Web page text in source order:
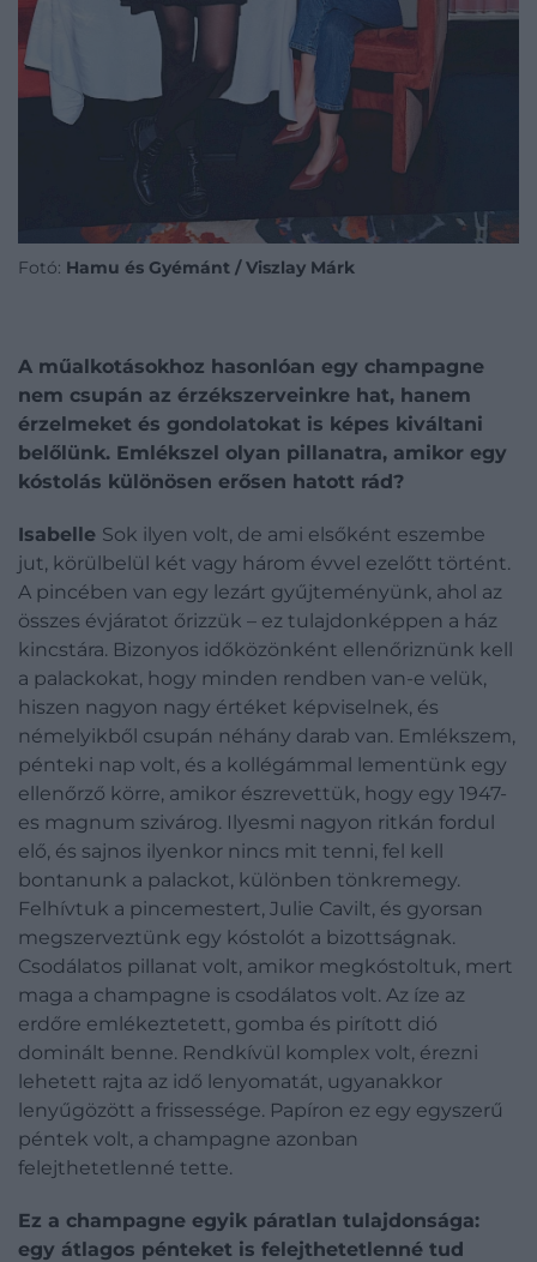
Fotó: Hamu és Gyémánt / Viszlay Márk
A műalkotásokhoz hasonlóan egy champagne
nem csupán az érzékszerveinkre hat, hanem
érzelmeket és gondolatokat is képes kiváltani
belőlünk. Emlékszel olyan pillanatra, amikor egy
kóstolás különösen erősen hatott rád?
Isabelle Sok ilyen volt, de ami elsőként eszembe
jut, körülbelül két vagy három évvel ezelőtt történt.
A pincében van egy lezárt gyűjteményünk, ahol az
összes évjáratot őrizzük – ez tulajdonképpen a ház
kincstára. Bizonyos időközönként ellenőriznünk kell
a palackokat, hogy minden rendben van-e velük,
hiszen nagyon nagy értéket képviselnek, és
némelyikből csupán néhány darab van. Emlékszem,
pénteki nap volt, és a kollégámmal lementünk egy
ellenőrző körre, amikor észrevettük, hogy egy 1947-
es magnum szivárog. Ilyesmi nagyon ritkán fordul
elő, és sajnos ilyenkor nincs mit tenni, fel kell
bontanunk a palackot, különben tönkremegy.
Felhívtuk a pincemestert, Julie Cavilt, és gyorsan
megszerveztünk egy kóstolót a bizottságnak.
Csodálatos pillanat volt, amikor megkóstoltuk, mert
maga a champagne is csodálatos volt. Az íze az
erdőre emlékeztetett, gomba és pirított dió
dominált benne. Rendkívül komplex volt, érezni
lehetett rajta az idő lenyomatát, ugyanakkor
lenyűgözött a frissessége. Papíron ez egy egyszerű
péntek volt, a champagne azonban
felejthetetlenné tette.
Ez a champagne egyik páratlan tulajdonsága:
egy átlagos pénteket is felejthetetlenné tud